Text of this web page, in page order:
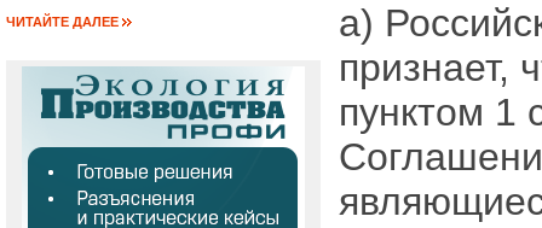
ЧИТАЙТЕ ДАЛЕЕ
а)
признает,
пунктом 1